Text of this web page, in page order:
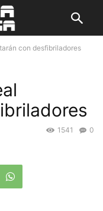
con desfibriladores
0
1541